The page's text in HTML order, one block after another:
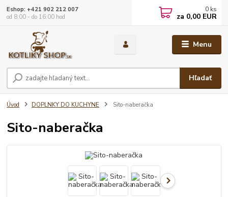
Menu
Hľadať
Eshop: +421 902 212 007
od 8:00 - do 16:00 hod
0 ks
za 0,00 EUR
Úvod DOPLNKY DO KUCHYNE Sito-naberačka
Sito-naberačka